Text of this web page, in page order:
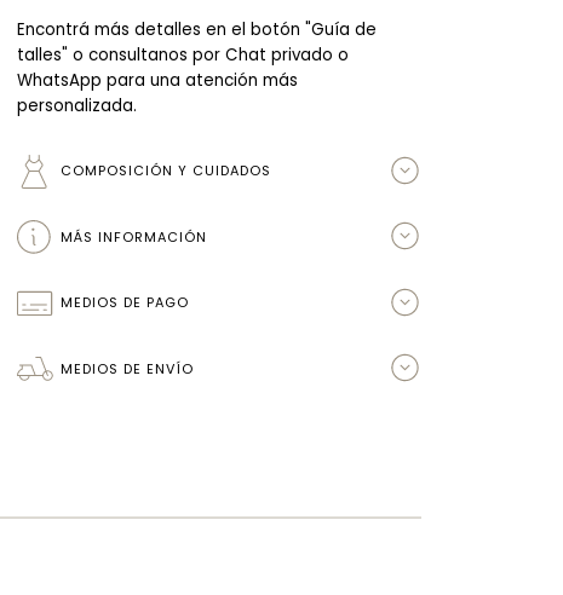
Encontrá más detalles en el botón "Guía de
talles" o consultanos por Chat privado o
WhatsApp para una atención más
personalizada.
COMPOSICIÓN Y CUIDADOS
MÁS INFORMACIÓN
MEDIOS DE PAGO
MEDIOS DE ENVÍO